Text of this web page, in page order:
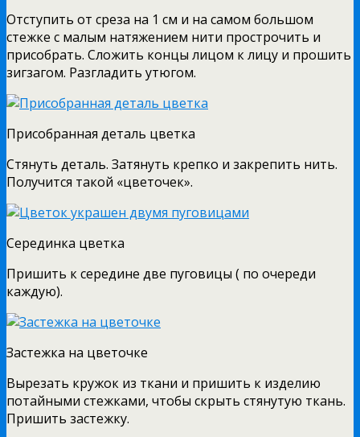
Отступить от среза на 1 см и на самом большом
стежке с малым натяжением нити прострочить и
присобрать. Сложить концы лицом к лицу и прошить
зигзагом. Разгладить утюгом.
Присобранная деталь цветка
Стянуть деталь. Затянуть крепко и закрепить нить.
Получится такой «цветочек».
Серединка цветка
Пришить к середине две пуговицы ( по очереди
каждую).
Застежка на цветочке
Вырезать кружок из ткани и пришить к изделию
потайными стежками, чтобы скрыть стянутую ткань.
Пришить застежку.